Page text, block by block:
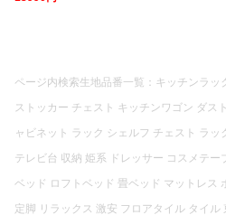
ページ内検索生地品番一覧：キッチンラッ
ストッカー チェスト キッチンワゴン ダス
ャビネット ラック シェルフ チェスト ラ
テレビ台 収納 姫系 ドレッサー コスメテー
ベッド ロフトベッド 畳ベッド マットレス
定脚 リラックス 激安 フロアタイル タイル